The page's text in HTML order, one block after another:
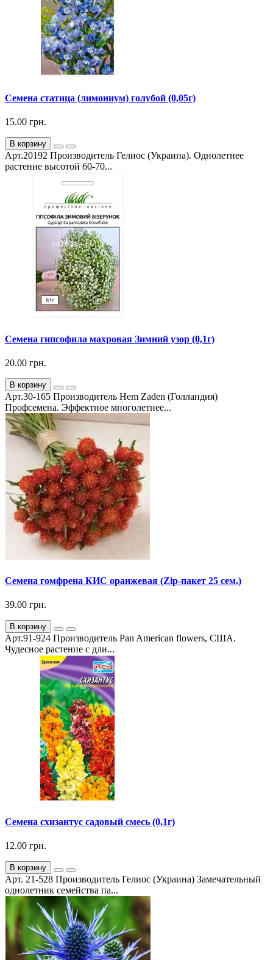
Семена статица (лимониум) голубой (0,05г)
15.00 грн.
В корзину
Арт.20192 Производитель Гелиос (Украина). Однолетнее
растение высотой 60-70...
Семена гипсофила махровая Зимний узор (0,1г)
20.00 грн.
В корзину
Арт.30-165 Производитель Hem Zaden (Голландия)
Профсемена. Эффектное многолетнее...
Семена гомфрена КИС оранжевая (Zip-пакет 25 сем.)
39.00 грн.
В корзину
Арт.91-924 Производитель Pan American flowers, США.
Чудесное растение с дли...
Семена схизантус садовый смесь (0,1г)
12.00 грн.
В корзину
Арт. 21-528 Производитель Гелиос (Украина) Замечательный
однолетник семейства па...